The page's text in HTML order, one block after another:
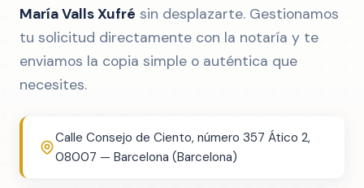
María Valls Xufré sin desplazarte. Gestionamos
tu solicitud directamente con la notaría y te
enviamos la copia simple o auténtica que
necesites.
Calle Consejo de Ciento, número 357 Ático 2,
08007 — Barcelona (Barcelona)